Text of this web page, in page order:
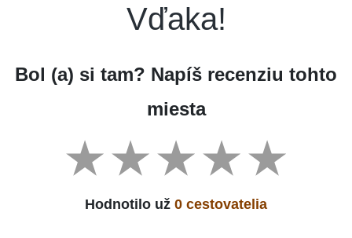
Vďaka!
Bol (a) si tam? Napíš recenziu tohto
miesta
Hodnotilo už 0 cestovatelia